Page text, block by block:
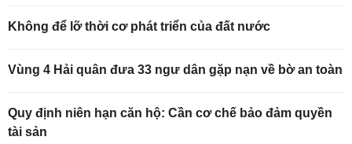
Không để lỡ thời cơ phát triển của đất nước
Vùng 4 Hải quân đưa 33 ngư dân gặp nạn về bờ an toàn
Quy định niên hạn căn hộ: Cần cơ chế bảo đảm quyền
tài sản